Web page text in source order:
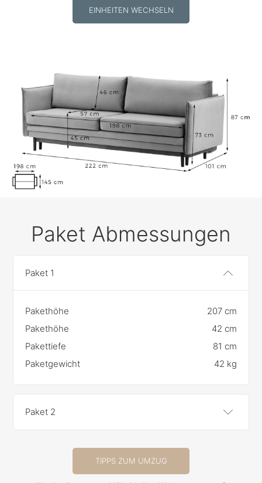
EINHEITEN WECHSELN
Paket Abmessungen
Paket 1
Pakethöhe
207 cm
Pakethöhe
42 cm
Pakettiefe
81 cm
Paketgewicht
42 kg
Paket 2
TIPPS ZUM UMZUG